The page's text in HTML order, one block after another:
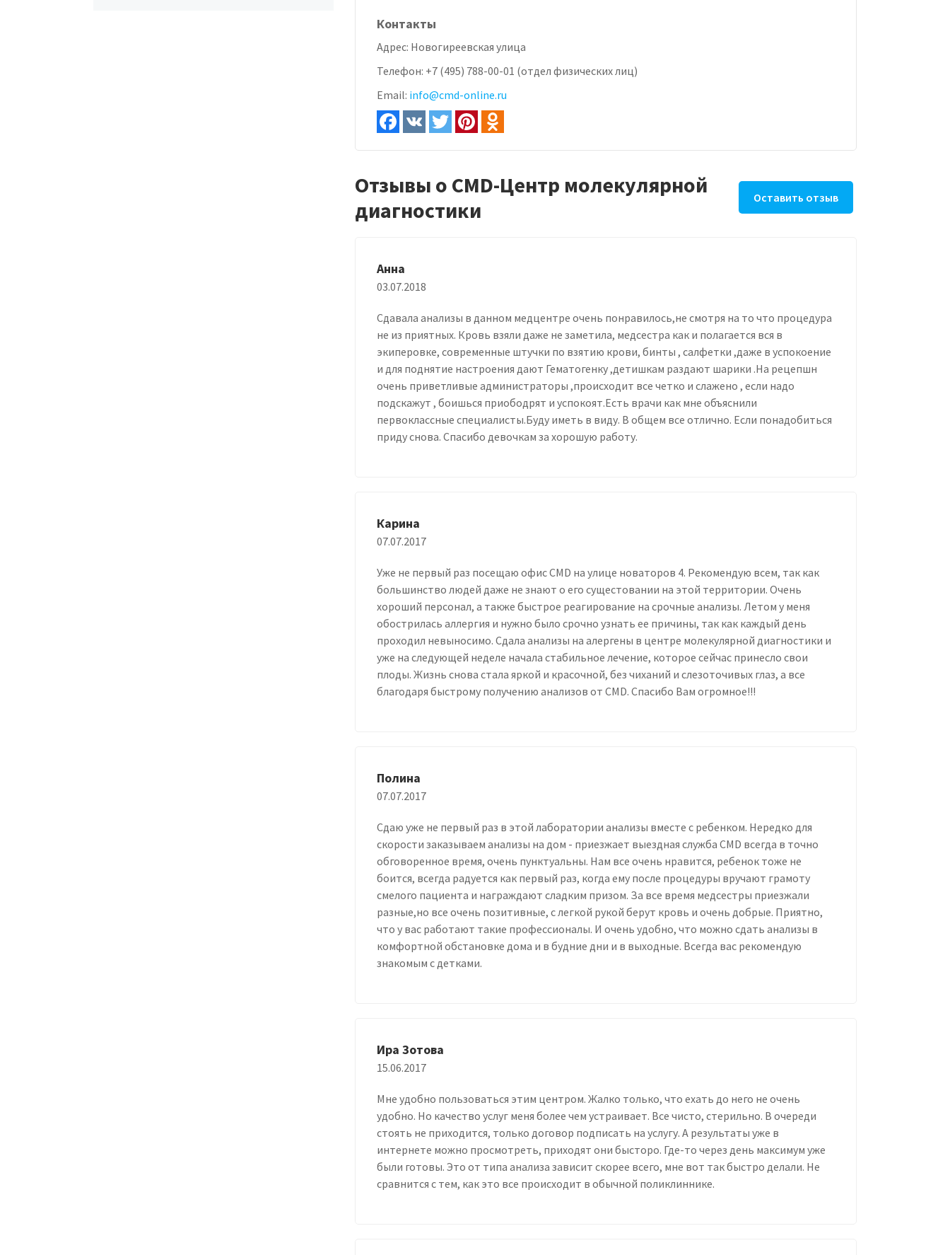
Контакты
Адрес: Новогиреевская улица
Телефон: +7 (495) 788-00-01 (отдел физических лиц)
Email: info@cmd-online.ru
Отзывы о CMD-Центр молекулярной
диагностики
Оставить отзыв
Анна
03.07.2018
Сдавала анализы в данном медцентре очень понравилось,не смотря на то что процедура
не из приятных. Кровь взяли даже не заметила, медсестра как и полагается вся в
экиперовке, современные штучки по взятию крови, бинты , салфетки ,даже в успокоение
и для поднятие настроения дают Гематогенку ,детишкам раздают шарики .На рецепшн
очень приветливые администраторы ,происходит все четко и слажено , если надо
подскажут , боишься приободрят и успокоят.Есть врачи как мне объяснили
первоклассные специалисты.Буду иметь в виду. В общем все отлично. Если понадобиться
приду снова. Спасибо девочкам за хорошую работу.
Карина
07.07.2017
Уже не первый раз посещаю офис CMD на улице новаторов 4. Рекомендую всем, так как
большинство людей даже не знают о его сущестовании на этой территории. Очень
хороший персонал, а также быстрое реагирование на срочные анализы. Летом у меня
обострилась аллергия и нужно было срочно узнать ее причины, так как каждый день
проходил невыносимо. Сдала анализы на алергены в центре молекулярной диагностики и
уже на следующей неделе начала стабильное лечение, которое сейчас принесло свои
плоды. Жизнь снова стала яркой и красочной, без чиханий и слезоточивых глаз, а все
благодаря быстрому получению анализов от CMD. Спасибо Вам огромное!!!
Полина
07.07.2017
Сдаю уже не первый раз в этой лаборатории анализы вместе с ребенком. Нередко для
скорости заказываем анализы на дом - приезжает выездная служба CMD всегда в точно
обговоренное время, очень пунктуальны. Нам все очень нравится, ребенок тоже не
боится, всегда радуется как первый раз, когда ему после процедуры вручают грамоту
смелого пациента и награждают сладким призом. За все время медсестры приезжали
разные,но все очень позитивные, с легкой рукой берут кровь и очень добрые. Приятно,
что у вас работают такие профессионалы. И очень удобно, что можно сдать анализы в
комфортной обстановке дома и в будние дни и в выходные. Всегда вас рекомендую
знакомым с детками.
Ира Зотова
15.06.2017
Мне удобно пользоваться этим центром. Жалко только, что ехать до него не очень
удобно. Но качество услуг меня более чем устраивает. Все чисто, стерильно. В очереди
стоять не приходится, только договор подписать на услугу. А результаты уже в
интернете можно просмотреть, приходят они бысторо. Где-то через день максимум уже
были готовы. Это от типа анализа зависит скорее всего, мне вот так быстро делали. Не
сравнится с тем, как это все происходит в обычной поликлиннике.